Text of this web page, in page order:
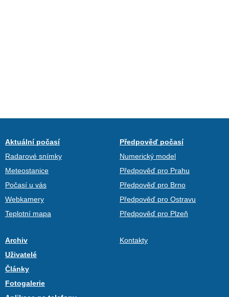
Aktuální počasí
Radarové snímky
Meteostanice
Počasí u vás
Webkamery
Teplotní mapa
Předpověď počasí
Numerický model
Předpověď pro Prahu
Předpověď pro Brno
Předpověď pro Ostravu
Předpověď pro Plzeň
Archiv
Uživatelé
Články
Fotogalerie
Kontakty